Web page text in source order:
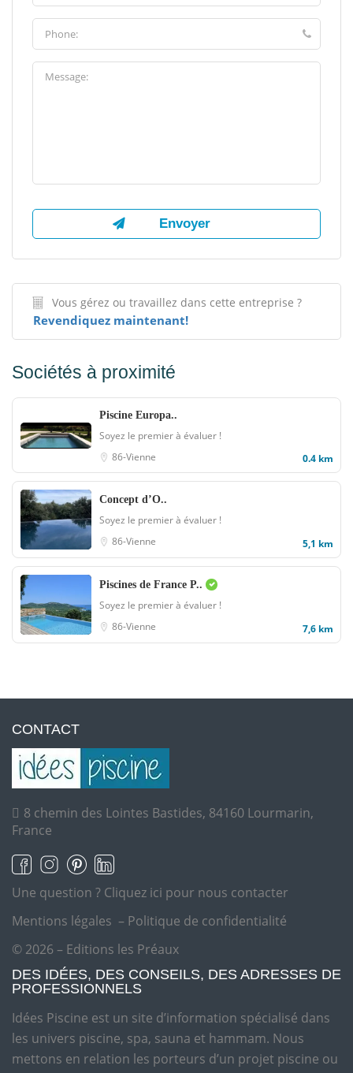
Vous gérez ou travaillez dans cette entreprise ?
Revendiquez maintenant!
Sociétés à proximité
Piscine Europa..
Soyez le premier à évaluer !
86-Vienne
0.4 km
Concept d’O..
Soyez le premier à évaluer !
86-Vienne
5,1 km
Piscines de France P..
Soyez le premier à évaluer !
86-Vienne
7,6 km
CONTACT
8 chemin des Lointes Bastides, 84160 Lourmarin,
France
Une question ? Cliquez ici pour nous contacter
Mentions légales – Politique de confidentialité
© 2026 – Editions les Préaux
DES IDÉES, DES CONSEILS, DES ADRESSES DE
PROFESSIONNELS
Idées Piscine est un site d’information spécialisé dans
les univers piscine, spa, sauna et hammam. Nous
mettons en relation les porteurs d’un projet piscine ou